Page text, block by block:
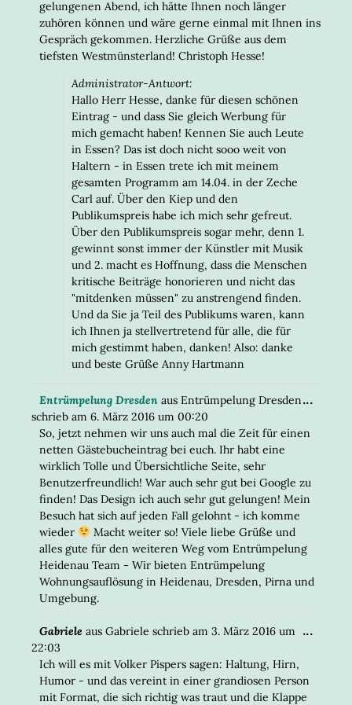
gelungenen Abend, ich hätte Ihnen noch länger
zuhören können und wäre gerne einmal mit Ihnen ins
Gespräch gekommen. Herzliche Grüße aus dem
tiefsten Westmünsterland! Christoph Hesse!
Administrator-Antwort:
Hallo Herr Hesse, danke für diesen schönen
Eintrag - und dass Sie gleich Werbung für
mich gemacht haben! Kennen Sie auch Leute
in Essen? Das ist doch nicht sooo weit von
Haltern - in Essen trete ich mit meinem
gesamten Programm am 14.04. in der Zeche
Carl auf. Über den Kiep und den
Publikumspreis habe ich mich sehr gefreut.
Über den Publikumspreis sogar mehr, denn 1.
gewinnt sonst immer der Künstler mit Musik
und 2. macht es Hoffnung, dass die Menschen
kritische Beiträge honorieren und nicht das
"mitdenken müssen" zu anstrengend finden.
Und da Sie ja Teil des Publikums waren, kann
ich Ihnen ja stellvertretend für alle, die für
mich gestimmt haben, danken! Also: danke
und beste Grüße Anny Hartmann
Entrümpelung Dresden aus Entrümpelung Dresden
schrieb am 6. März 2016 um 00:20
So, jetzt nehmen wir uns auch mal die Zeit für einen
netten Gästebucheintrag bei euch. Ihr habt eine
wirklich Tolle und Übersichtliche Seite, sehr
Benutzerfreundlich! War auch sehr gut bei Google zu
finden! Das Design ich auch sehr gut gelungen! Mein
Besuch hat sich auf jeden Fall gelohnt - ich komme
wieder
Macht weiter so! Viele liebe Grüße und
alles gute für den weiteren Weg vom Entrümpelung
Heidenau Team - Wir bieten Entrümpelung
Wohnungsauflösung in Heidenau, Dresden, Pirna und
Umgebung.
...DIESE
Gabriele aus Gabriele schrieb am 3. März 2016 um
22:03
Ich will es mit Volker Pispers sagen: Haltung, Hirn,
Humor - und das vereint in einer grandiosen Person
mit Format, die sich richtig was traut und die Klappe
...DIESE